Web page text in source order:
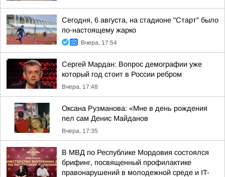
Сегодня, 6 августа, на стадионе "Старт" было
по-настоящему жарко
Вчера, 17:54
Сергей Мардан: Вопрос демографии уже
который год стоит в России ребром
Вчера, 17:48
Оксана Рузманова: «Мне в день рождения
пел сам Денис Майданов
Вчера, 17:35
В МВД по Республике Мордовия состоялся
брифинг, посвященный профилактике
правонарушений в молодежной среде и IT-